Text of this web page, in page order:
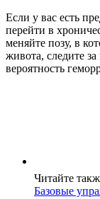
Если у вас есть
перейти в
меняйте позу, в
живота, следите
вероятность
Читайте
Базовые